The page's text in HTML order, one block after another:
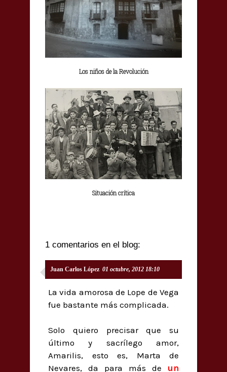
Los niños de la Revolución
Situación crítica
1 comentarios en el blog:
Juan Carlos López 01 octubre, 2012 18:10
La vida amorosa de Lope de Vega
fue bastante más complicada.
Solo quiero precisar que su
último y sacrílego amor,
Amarilis, esto es, Marta de
Nevares, da para más de un